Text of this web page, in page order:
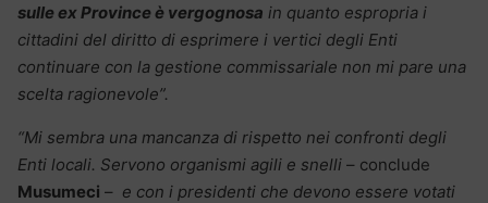
sulle ex Province è vergognosa in quanto espropria i
cittadini del diritto di esprimere i vertici degli Enti
continuare con la gestione commissariale non mi pare una
scelta ragionevole”.
“Mi sembra una mancanza di rispetto nei confronti degli
Enti locali. Servono organismi agili e snelli – conclude
Musumeci – e con i presidenti che devono essere votati